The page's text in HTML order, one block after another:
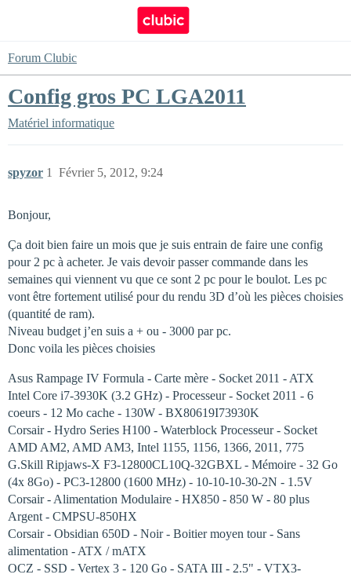
Forum Clubic
Config gros PC LGA2011
Matériel informatique
spyzor Février 5, 2012, 9:24
1
Bonjour,
Ça doit bien faire un mois que je suis entrain de faire une config
pour 2 pc à acheter. Je vais devoir passer commande dans les
semaines qui viennent vu que ce sont 2 pc pour le boulot. Les pc
vont être fortement utilisé pour du rendu 3D d’où les pièces choisies
(quantité de ram).
Niveau budget j’en suis a + ou - 3000 par pc.
Donc voila les pièces choisies
Asus Rampage IV Formula - Carte mère - Socket 2011 - ATX
Intel Core i7-3930K (3.2 GHz) - Processeur - Socket 2011 - 6
coeurs - 12 Mo cache - 130W - BX80619I73930K
Corsair - Hydro Series H100 - Waterblock Processeur - Socket
AMD AM2, AMD AM3, Intel 1155, 1156, 1366, 2011, 775
G.Skill Ripjaws-X F3-12800CL10Q-32GBXL - Mémoire - 32 Go
(4x 8Go) - PC3-12800 (1600 MHz) - 10-10-10-30-2N - 1.5V
Corsair - Alimentation Modulaire - HX850 - 850 W - 80 plus
Argent - CMPSU-850HX
Corsair - Obsidian 650D - Noir - Boitier moyen tour - Sans
alimentation - ATX / mATX
OCZ - SSD - Vertex 3 - 120 Go - SATA III - 2.5" - VTX3-